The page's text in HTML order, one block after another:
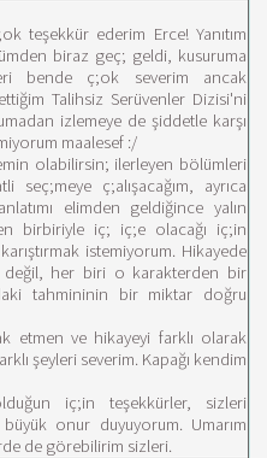
teşekkür ederim Erce! Yanıtım
biraz geç; geldi, kusuruma
bende ç;ok severim ancak
Talihsiz Serüvenler Dizisi'ni
izlemeye de şiddetle karşı
maalesef :/
olabilirsin; ilerleyen bölümleri
ç;alışacağım, ayrıca
elimden geldiğince yalın
birbiriyle iç; iç;e olacağı iç;in
istemiyorum. Hikayede
değil, her biri o karakterden bir
tahmininin bir miktar doğru
etmen ve hikayeyi farklı olarak
şeyleri severim. Kapağı kendim
iç;in teşekkürler, sizleri
onur duyuyorum. Umarım
de görebilirim sizleri.